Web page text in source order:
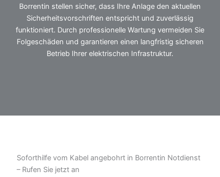
Borrentin stellen sicher, dass Ihre Anlage den aktuellen
Sicherheitsvorschriften entspricht und zuverlässig
funktioniert. Durch professionelle Wartung vermeiden Sie
Folgeschäden und garantieren einen langfristig sicheren
Betrieb Ihrer elektrischen Infrastruktur.
Soforthilfe vom Kabel angebohrt in Borrentin Notdienst
– Rufen Sie jetzt an